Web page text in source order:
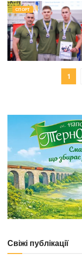
СПОРТ
1
Свіжі публікації